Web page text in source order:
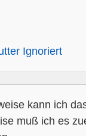
Ignoriert
kann ich
muß ich es